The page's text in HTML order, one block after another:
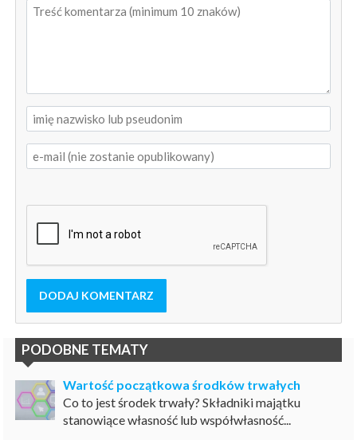
DODAJ KOMENTARZ
PODOBNE TEMATY
Wartość początkowa środków trwałych
Co to jest środek trwały? Składniki majątku
stanowiące własność lub współwłasność...